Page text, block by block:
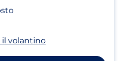
il volantino(apri in un nuovo